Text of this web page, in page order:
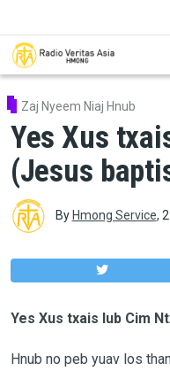
Zaj Nyeem Niaj Hnub
Yes Xus
(Jesus
By Hmong Service,
Yes Xus txais lub Cim
Hnub no peb yuav los